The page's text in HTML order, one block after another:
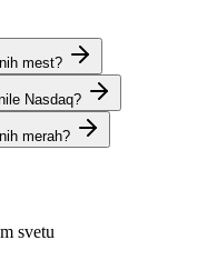
mest?
Nasdaq?
merah?
svetu